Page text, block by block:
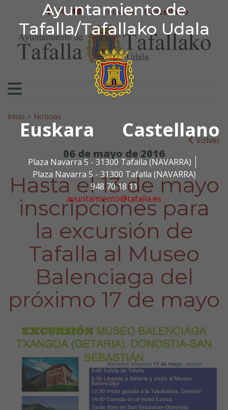
Ayuntamiento de
Tafalla/Tafallako Udala
Euskara Castellano
Plaza Navarra 5 - 31300 Tafalla (NAVARRA)
Plaza Navarra 5 - 31300 Tafalla (NAVARRA)
948 70 18 11
ayuntamiento@tafalla.es
Ir al contenido
Ayuntamiento de
facebook
twitter
youtube
Euskera Castellano
Search for:
Inicio > Noticias
Volver
06 de mayo de 2016
Hasta el 13 de mayo
inscripciones para
la excursión de
Tafalla al Museo
Balenciaga del
próximo 17 de mayo